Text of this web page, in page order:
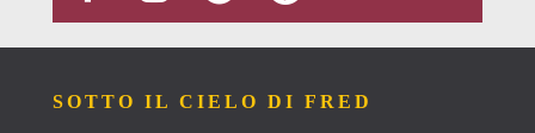
SOTTO IL CIELO DI FRED